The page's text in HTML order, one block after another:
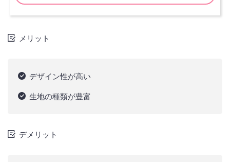
メリット
デザイン性が高い
生地の種類が豊富
デメリット